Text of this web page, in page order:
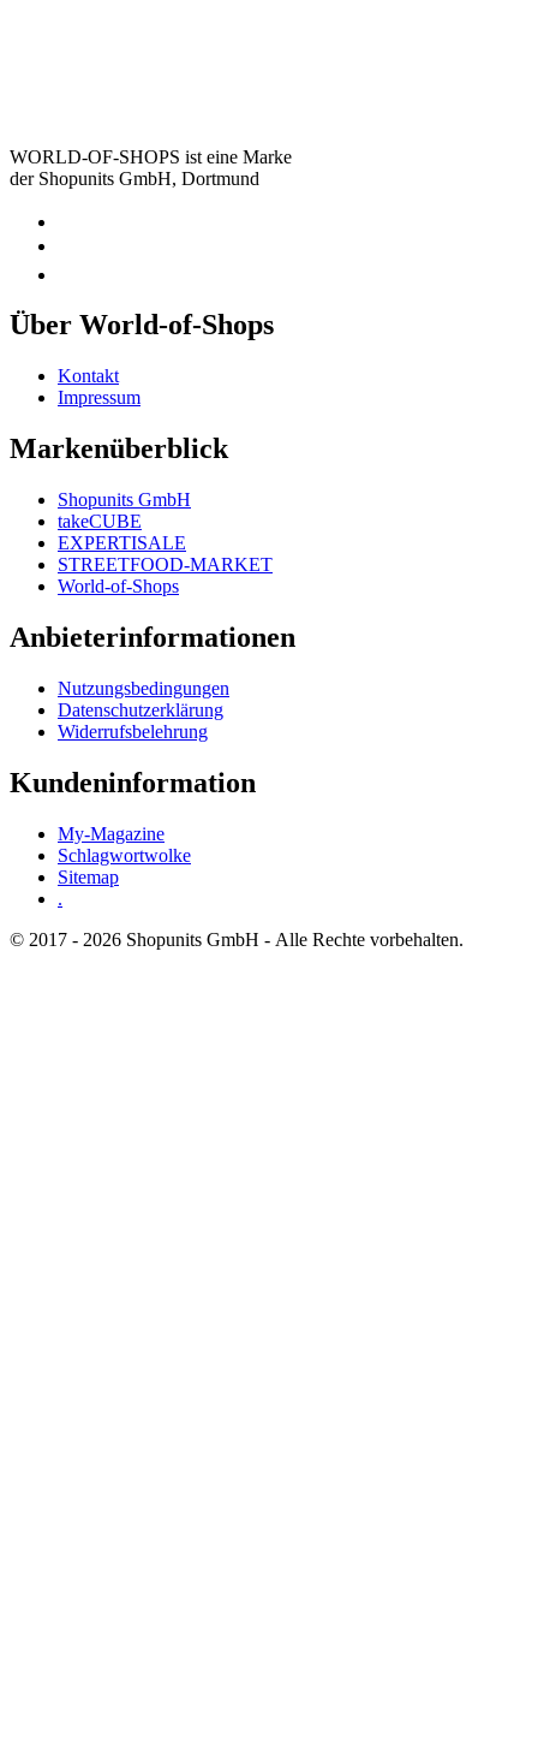
WORLD-OF-SHOPS ist eine Marke
der Shopunits GmbH, Dortmund
Über World-of-Shops
Kontakt
Impressum
Markenüberblick
Shopunits GmbH
takeCUBE
EXPERTISALE
STREETFOOD-MARKET
World-of-Shops
Anbieterinformationen
Nutzungsbedingungen
Datenschutzerklärung
Widerrufsbelehrung
Kundeninformation
My-Magazine
Schlagwortwolke
Sitemap
.
© 2017 - 2026 Shopunits GmbH - Alle Rechte vorbehalten.